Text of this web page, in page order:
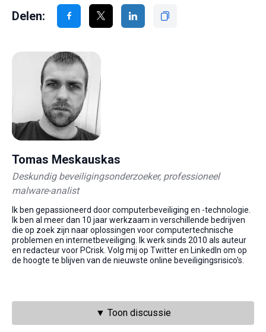
Delen:
Tomas Meskauskas
Deskundig beveiligingsonderzoeker, professioneel
malware-analist
Ik ben gepassioneerd door computerbeveiliging en -technologie.
Ik ben al meer dan 10 jaar werkzaam in verschillende bedrijven
die op zoek zijn naar oplossingen voor computertechnische
problemen en internetbeveiliging. Ik werk sinds 2010 als auteur
en redacteur voor PCrisk. Volg mij op Twitter en LinkedIn om op
de hoogte te blijven van de nieuwste online beveiligingsrisico's.
▼ Toon discussie